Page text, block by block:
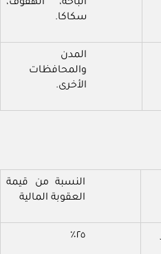
الباحة، الهفوف،
سكاكا.
المدن
والمحافظات
الأخرى.
النسبة من قيمة
العقوبة المالية
٢٥٪